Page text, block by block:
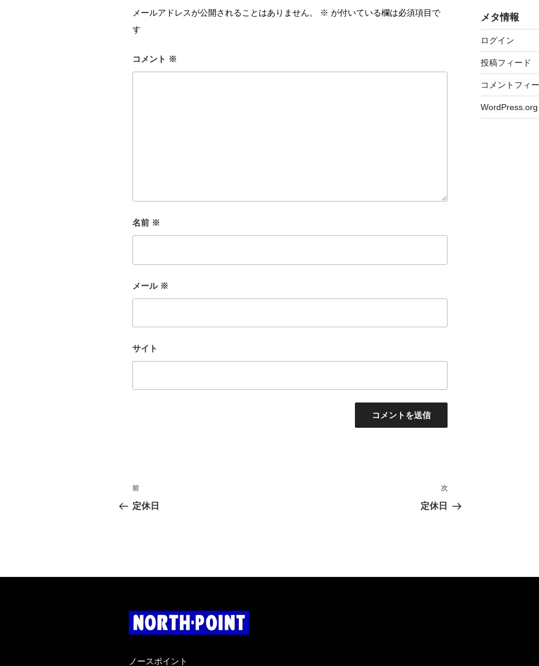
メールアドレスが公開されることはありません。 ※ が付いている欄は必須項目で
す
コメント ※
名前 ※
メール ※
サイト
投
稿
シ
ョ
ン
過
去
前
定休日
次
次
定休日
メタ情報
ログイン
投稿フィード
コメントフィ
WordPress.org
ノースポイント